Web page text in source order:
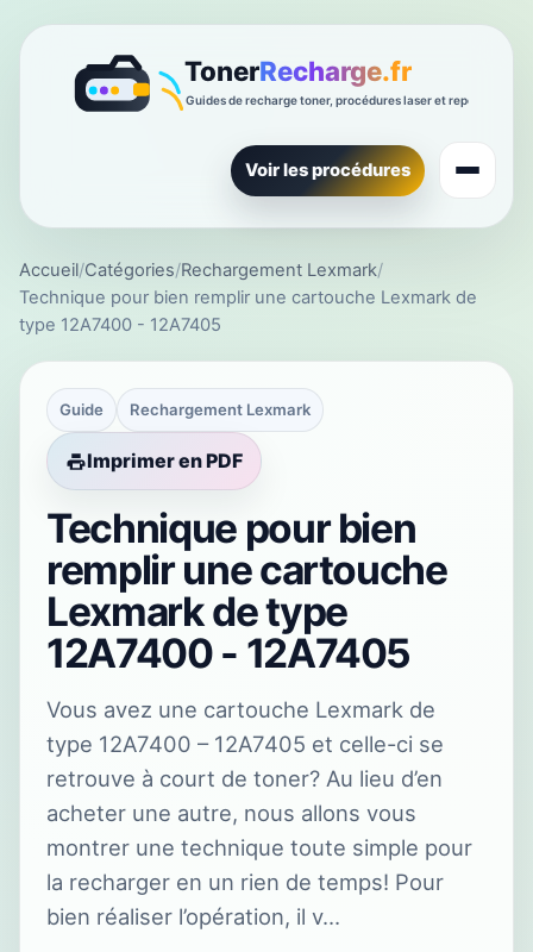
Voir les procédures
Accueil/Catégories/Rechargement Lexmark/
Technique pour bien remplir une cartouche Lexmark de
type 12A7400 - 12A7405
Guide Rechargement Lexmark
Imprimer en PDF
Technique pour bien
remplir une cartouche
Lexmark de type
12A7400 - 12A7405
Vous avez une cartouche Lexmark de
type 12A7400 – 12A7405 et celle-ci se
retrouve à court de toner? Au lieu d’en
acheter une autre, nous allons vous
montrer une technique toute simple pour
la recharger en un rien de temps! Pour
bien réaliser l’opération, il v…